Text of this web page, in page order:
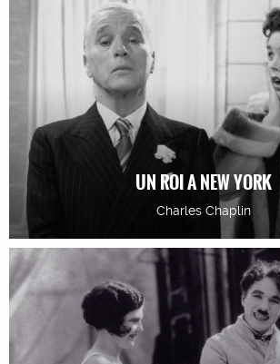
UN ROI A NEW YORK
Charles Chaplin